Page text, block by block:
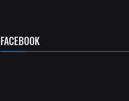
FACEBOOK